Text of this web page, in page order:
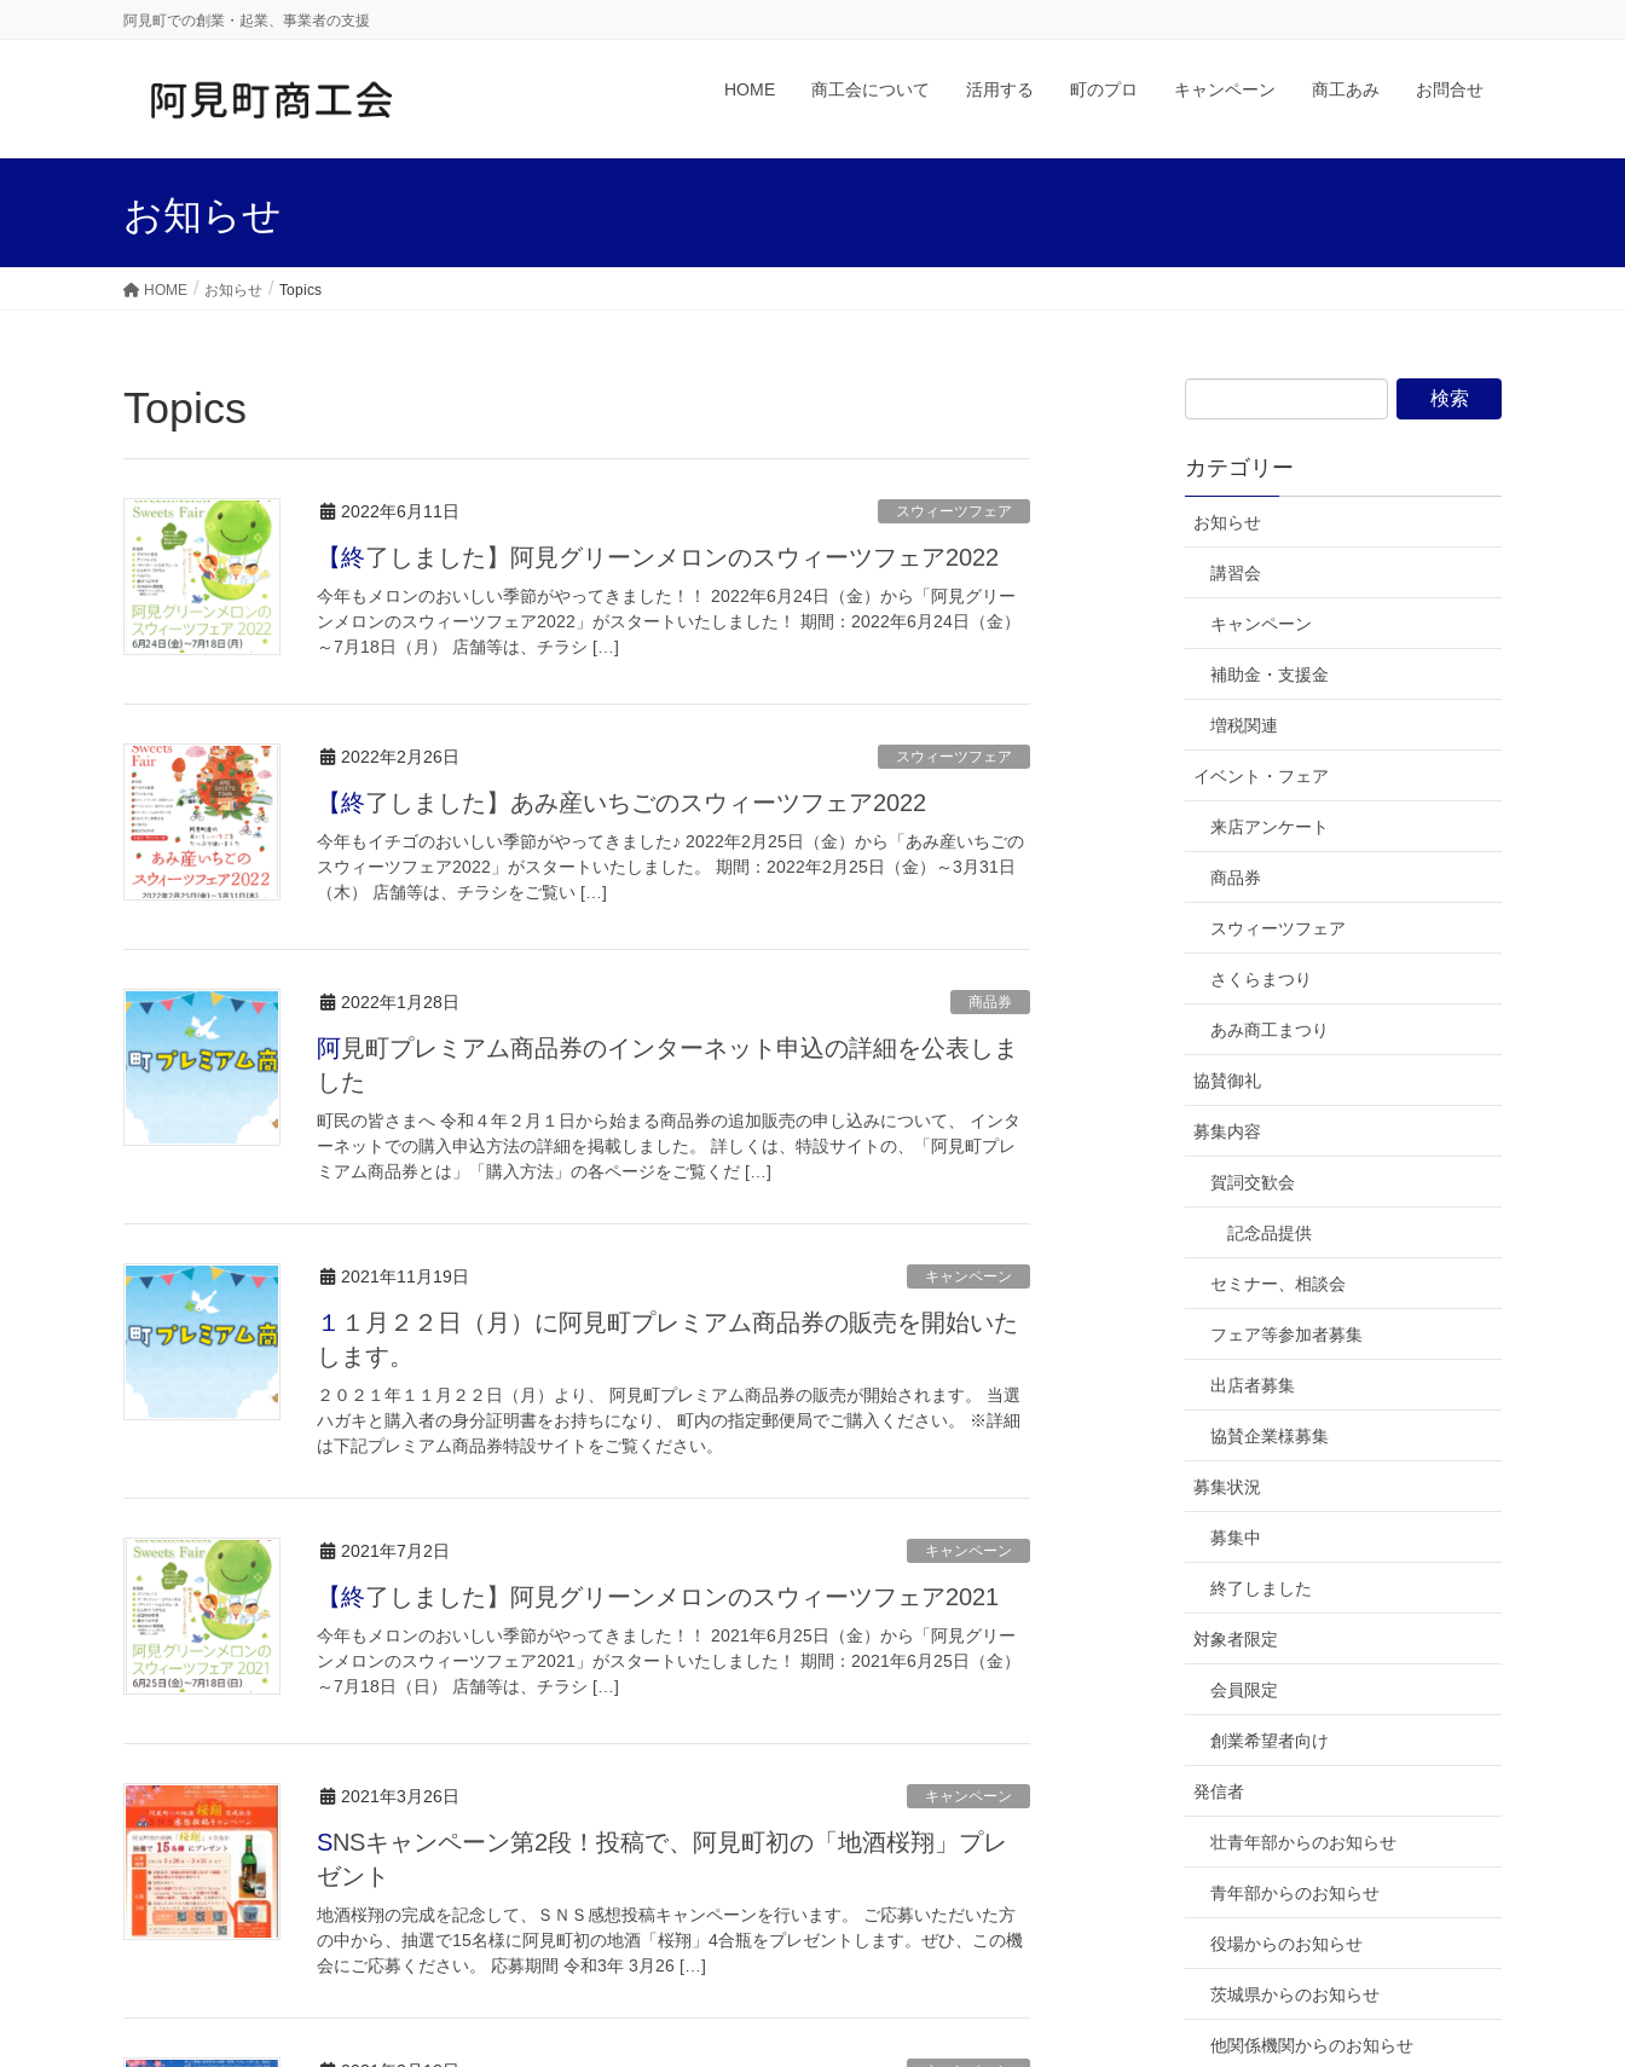
阿見町での創業・起業、事業者の支援
HOME 商工会について 活用する 町のプロ キャンペーン 商工あみ お問合せ
お知らせ
HOME お知らせ Topics
Topics
2022年6月11日 スウィーツフェア
【終了しました】阿見グリーンメロンのスウィーツフェア2022
今年もメロンのおいしい季節がやってきました！！ 2022年6月24日（金）から「阿見グリー
ンメロンのスウィーツフェア2022」がスタートいたしました！ 期間：2022年6月24日（金）
～7月18日（月） 店舗等は、チラシ […]
2022年2月26日 スウィーツフェア
【終了しました】あみ産いちごのスウィーツフェア2022
今年もイチゴのおいしい季節がやってきました♪ 2022年2月25日（金）から「あみ産いちごの
スウィーツフェア2022」がスタートいたしました。 期間：2022年2月25日（金）～3月31日
（木） 店舗等は、チラシをご覧い […]
2022年1月28日 商品券
阿見町プレミアム商品券のインターネット申込の詳細を公表しま
した
町民の皆さまへ 令和４年２月１日から始まる商品券の追加販売の申し込みについて、 インタ
ーネットでの購入申込方法の詳細を掲載しました。 詳しくは、特設サイトの、「阿見町プレ
ミアム商品券とは」「購入方法」の各ページをご覧くだ […]
2021年11月19日 キャンペーン
１１月２２日（月）に阿見町プレミアム商品券の販売を開始いた
します。
２０２１年１１月２２日（月）より、 阿見町プレミアム商品券の販売が開始されます。 当選
ハガキと購入者の身分証明書をお持ちになり、 町内の指定郵便局でご購入ください。 ※詳細
は下記プレミアム商品券特設サイトをご覧ください。
2021年7月2日 キャンペーン
【終了しました】阿見グリーンメロンのスウィーツフェア2021
今年もメロンのおいしい季節がやってきました！！ 2021年6月25日（金）から「阿見グリー
ンメロンのスウィーツフェア2021」がスタートいたしました！ 期間：2021年6月25日（金）
～7月18日（日） 店舗等は、チラシ […]
2021年3月26日 キャンペーン
SNSキャンペーン第2段！投稿で、阿見町初の「地酒桜翔」プレ
ゼント
地酒桜翔の完成を記念して、ＳＮＳ感想投稿キャンペーンを行います。 ご応募いただいた方
の中から、抽選で15名様に阿見町初の地酒「桜翔」4合瓶をプレゼントします。ぜひ、この機
会にご応募ください。 応募期間 令和3年 3月26 […]
カテゴリー
お知らせ
講習会
キャンペーン
補助金・支援金
増税関連
イベント・フェア
来店アンケート
商品券
スウィーツフェア
さくらまつり
あみ商工まつり
協賛御礼
募集内容
賀詞交歓会
記念品提供
セミナー、相談会
フェア等参加者募集
出店者募集
協賛企業様募集
募集状況
募集中
終了しました
対象者限定
会員限定
創業希望者向け
発信者
壮青年部からのお知らせ
青年部からのお知らせ
役場からのお知らせ
茨城県からのお知らせ
他関係機関からのお知らせ